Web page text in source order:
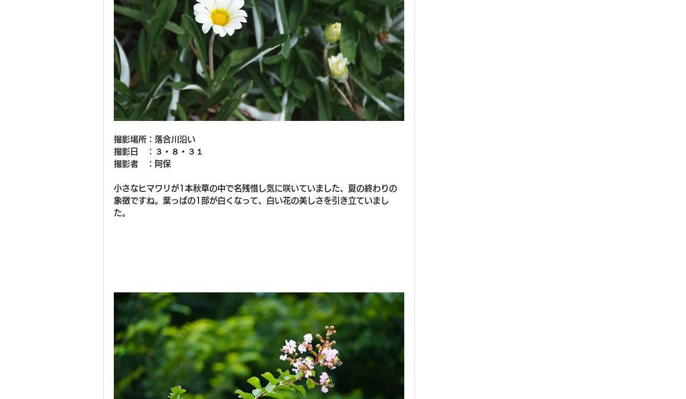
撮影場所：落合川沿い
撮影日　：３・８・３１
撮影者　：阿保
小さなヒマワリが1本秋草の中で名残惜し気に咲いていました、夏の終わりの
象徴ですね。葉っぱの1部が白くなって、白い花の美しさを引き立ていまし
た。